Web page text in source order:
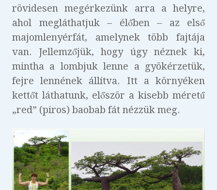
rövidesen megérkezünk arra a helyre,
ahol megláthatjuk – élőben – az első
majomlenyérfát, amelynek több fajtája
van. Jellemzőjük, hogy úgy néznek ki,
mintha a lombjuk lenne a gyökérzetük,
fejre lennének állítva. Itt a környéken
kettőt láthatunk, először a kisebb méretű
„red” (piros) baobab fát nézzük meg.